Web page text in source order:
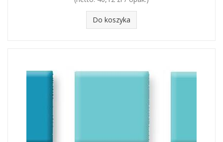
Do koszyka